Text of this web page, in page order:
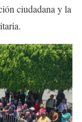
ciudadana y la